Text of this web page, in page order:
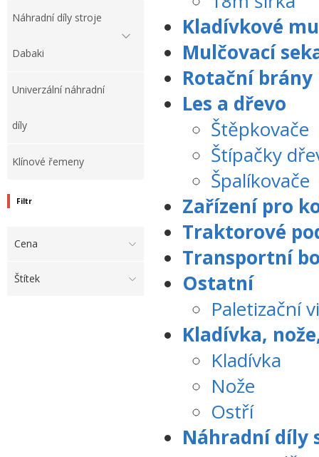
Náhradní díly stroje
Dabaki
Univerzální náhradní
díly
Klínové řemeny
Filtr
Cena
Štítek
Kladívkové
Mulčovací
Rotační brány
Les a dřevo
Štěpkovače
Štípačky
Špalíkovače
Zařízení pro
Traktorové
Transportní
Ostatní
Paletizační
Kladívka,
Kladívka
Nože
Ostří
Náhradní díly